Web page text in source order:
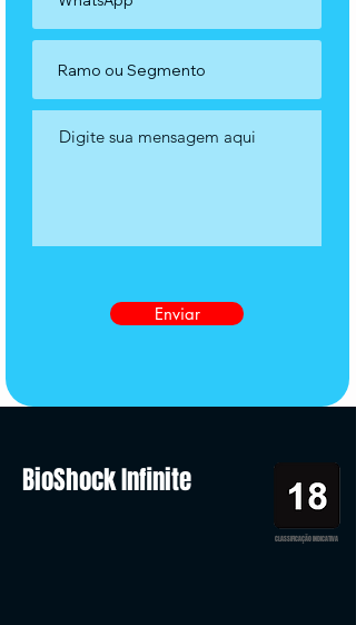
Enviar
BioShock Infinite
CLASSIFICAÇÃO INDICATIVA